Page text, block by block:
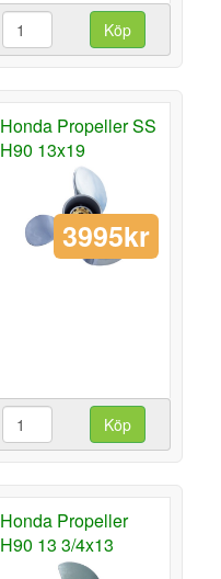
Köp
Honda Propeller SS
H90 13x19
3995kr
Köp
Honda Propeller
H90 13 3/4x13